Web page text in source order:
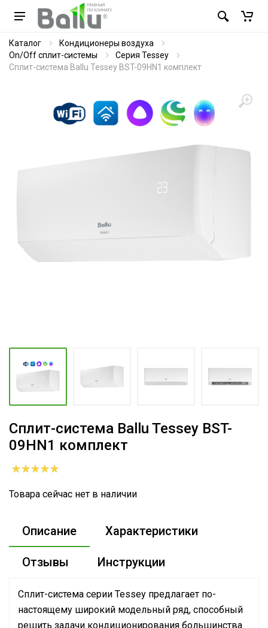
Каталог
Кондиционеры воздуха
On/Off сплит-системы
Серия Tessey
Сплит-система Ballu Tessey BST-09HN1 комплект
Сплит-система Ballu Tessey BST-
09HN1 комплект
Товара сейчас нет в наличии
Описание Характеристики
Отзывы Инструкции
Сплит-система серии Tessey предлагает по-
настоящему широкий модельный ряд, способный
решить задачи кондиционирования большинства